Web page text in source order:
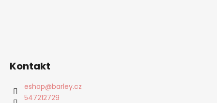
Kontakt
eshop@barley.cz
547212729